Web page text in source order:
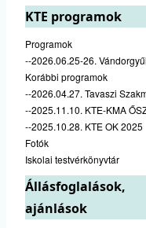
KTE programok
Programok
--2026.06.25-26.
Korábbi programok
--2026.04.27. Tavaszi
--2025.11.10. KTE-KMA
--2025.10.28. KTE OK 2025
Fotók
Iskolai testvérkönyvtár
Állásfoglalások,
ajánlások